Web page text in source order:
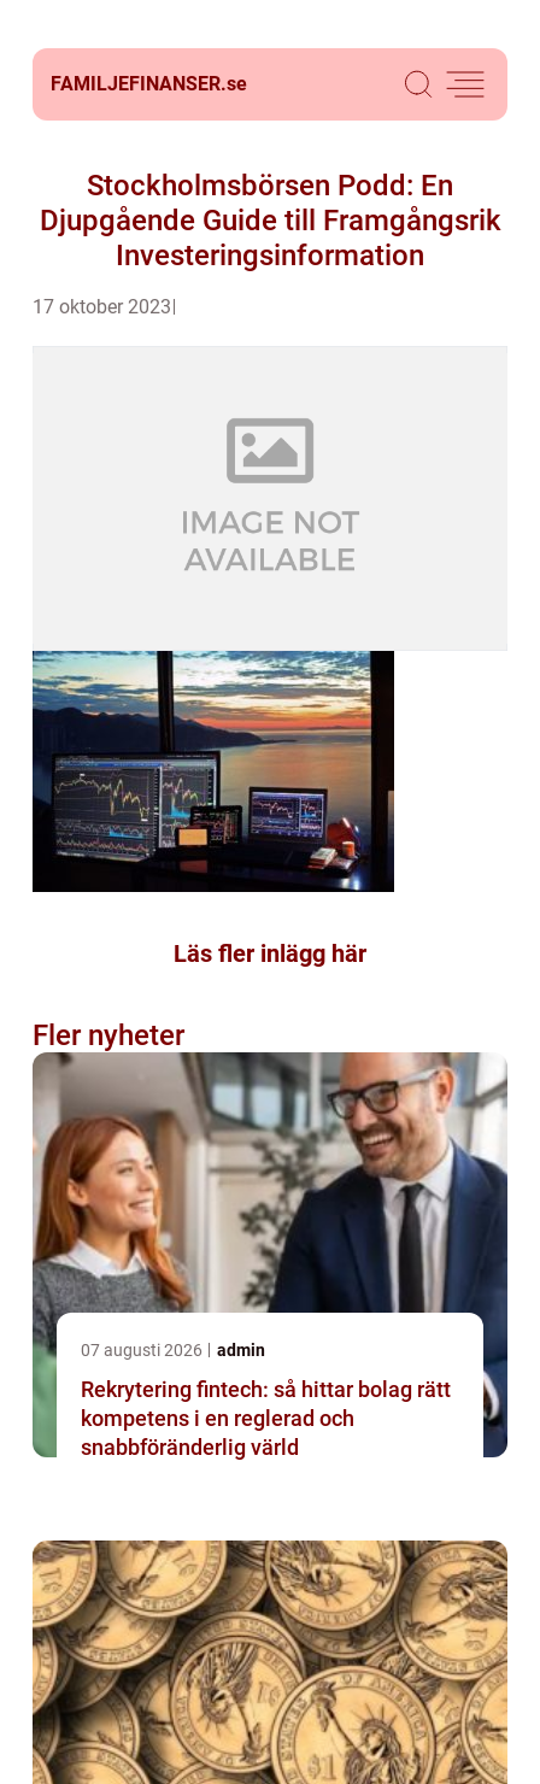
FAMILJEFINANSER.se
Stockholmsbörsen Podd: En
Djupgående Guide till Framgångsrik
Investeringsinformation
17 oktober 2023
Läs fler inlägg här
Fler nyheter
07 augusti 2026 admin
Rekrytering fintech: så hittar bolag rätt
kompetens i en reglerad och
snabbföränderlig värld